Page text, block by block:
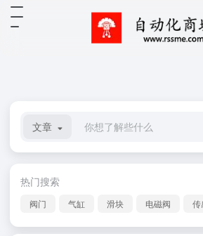
文章
热门搜索
阀门 气缸 滑块 电磁阀 传